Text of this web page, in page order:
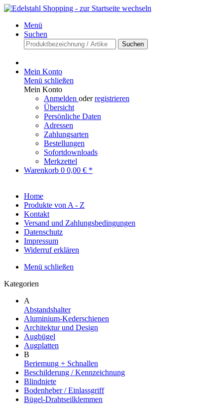
Menü
Suchen
Suchen
Mein Konto
Menü schließen
Mein Konto
Anmelden oderregistrieren
Übersicht
Persönliche Daten
Adressen
Zahlungsarten
Bestellungen
Sofortdownloads
Merkzettel
Warenkorb 0 0,00 € *
Home
Produkte von A - Z
Kontakt
Versand und Zahlungsbedingungen
Datenschutz
Impressum
Widerruf erklären
Menü schließen
Kategorien
A
Abstandshalter
Aluminium-Kederschienen
Architektur und Design
Augbügel
Augplatten
B
Beriemung + Schnallen
Beschilderung / Kennzeichnung
Blindniete
Bodenheber / Einlassgriff
Bügel-Drahtseilklemmen